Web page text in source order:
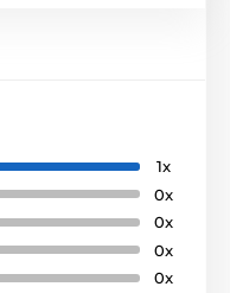
1x
0x
0x
0x
0x